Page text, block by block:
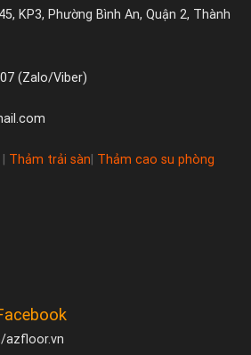
KP3, Phường Bình An, Quận 2, Thành
(Zalo/Viber)
Thảm trải sàn Thảm cao su phòng
azfloor.vn